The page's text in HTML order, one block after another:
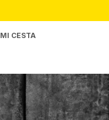
MI CESTA